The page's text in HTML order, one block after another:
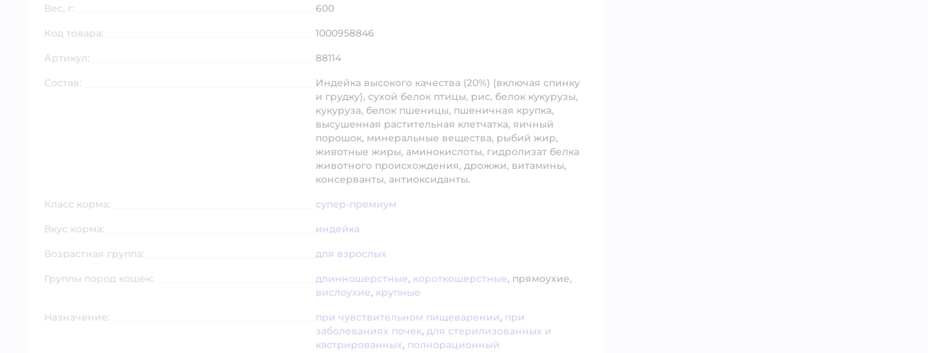
Вес, г:
600
Код товара:
1000958846
Артикул:
88114
Состав:
Индейка высокого качества (20%) (включая спинку
и грудку), сухой белок птицы, рис, белок кукурузы,
кукуруза, белок пшеницы, пшеничная крупка,
высушенная растительная клетчатка, яичный
порошок, минеральные вещества, рыбий жир,
животные жиры, аминокислоты, гидролизат белка
животного происхождения, дрожжи, витамины,
консерванты, антиоксиданты.
Класс корма:
супер-премиум
Вкус корма:
индейка
Возрастная группа:
для взрослых
Группы пород кошек:
длинношерстные, короткошерстные, прямоухие,
вислоухие, крупные
Назначение:
при чувствительном пищеварении, при
заболеваниях почек, для стерилизованных и
кастрированных, полнорационный